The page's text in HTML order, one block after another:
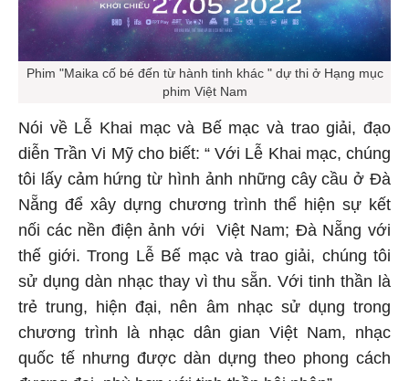
Phim "Maika cố bé đến từ hành tinh khác " dự thi ở Hạng mục
phim Việt Nam
Nói về Lễ Khai mạc và Bế mạc và trao giải, đạo
diễn Trần Vi Mỹ cho biết: “ Với Lễ Khai mạc, chúng
tôi lấy cảm hứng từ hình ảnh những cây cầu ở Đà
Nẵng để xây dựng chương trình thể hiện sự kết
nối các nền điện ảnh với Việt Nam; Đà Nẵng với
thế giới. Trong Lễ Bế mạc và trao giải, chúng tôi
sử dụng dàn nhạc thay vì thu sẵn. Với tinh thần là
trẻ trung, hiện đại, nên âm nhạc sử dụng trong
chương trình là nhạc dân gian Việt Nam, nhạc
quốc tế nhưng được dàn dựng theo phong cách